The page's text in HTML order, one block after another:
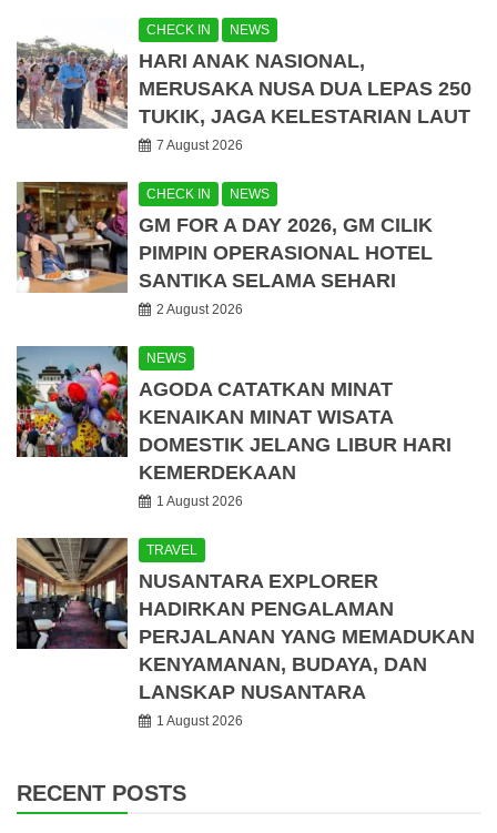
CHECK IN NEWS
HARI ANAK NASIONAL,
MERUSAKA NUSA DUA LEPAS 250
TUKIK, JAGA KELESTARIAN LAUT
7 August 2026
CHECK IN NEWS
GM FOR A DAY 2026, GM CILIK
PIMPIN OPERASIONAL HOTEL
SANTIKA SELAMA SEHARI
2 August 2026
NEWS
AGODA CATATKAN MINAT
KENAIKAN MINAT WISATA
DOMESTIK JELANG LIBUR HARI
KEMERDEKAAN
1 August 2026
TRAVEL
NUSANTARA EXPLORER
HADIRKAN PENGALAMAN
PERJALANAN YANG MEMADUKAN
KENYAMANAN, BUDAYA, DAN
LANSKAP NUSANTARA
1 August 2026
RECENT POSTS